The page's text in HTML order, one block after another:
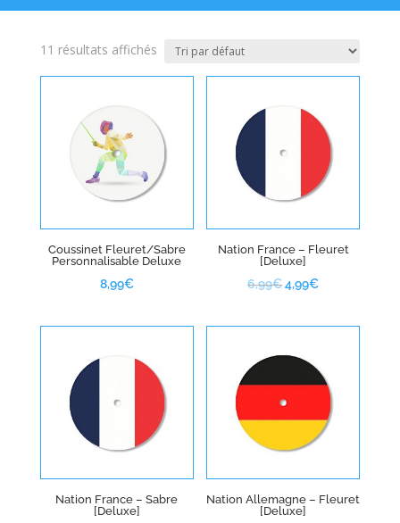
11 résultats affichés
Coussinet Fleuret/Sabre
Personnalisable Deluxe
8,99€
Nation France – Fleuret
[Deluxe]
6,99€ Le
initial
était :
6,99€.
4,99€Le
actuel
4,99€.
Nation France – Sabre
[Deluxe]
Nation Allemagne – Fleuret
[Deluxe]